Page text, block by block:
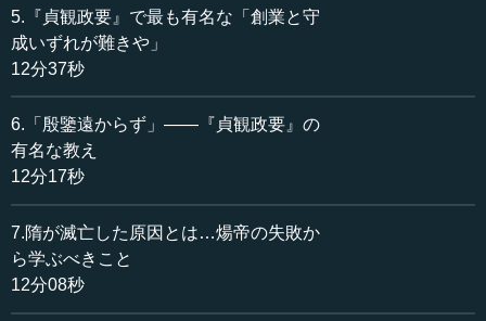
「帝王の業、草創と守文と孰れか難き」と言います。草
創と守文については、少し解説をしておかないといけない
ところがあります。物事の順番、国家建設の順番というも
ある。これが、中国古典でずっと説かれている最大のポイ
ントです。
これを「撥乱反正（はつらんはんせい）」と言います。
「はつ」は、「発」を「打つ」と書きます。三味線の撥
（ばち）や太鼓の撥（ばち）です。撥（ばち）とは打つこ
とです。「正す」、そして「反省」。つまり正しさに返る
ことです。「撥乱反正」というのは、「乱をまず打たなけ
5.『貞観政要』で最も有名な「創業と守
成いずれが難きや」
12分37秒
6.「殷鑒遠からず」――『貞観政要』の
有名な教え
12分17秒
7.隋が滅亡した原因とは…煬帝の失敗か
ら学ぶべきこと
12分08秒